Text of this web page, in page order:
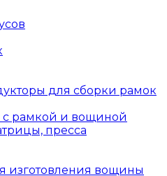
для сборки рамок
с рамкой и вощиной
пресса
изготовления вощины